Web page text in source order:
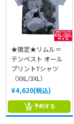
★限定★リムル＝
テンペスト オール
プリントTシャツ
（XXL/3XL）
¥4,620(税込)
予約する